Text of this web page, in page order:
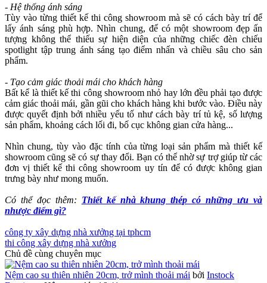
- Hệ thống ánh sáng
Tùy vào từng thiết kế thi công showroom mà sẽ có cách bày trí để
lấy ánh sáng phù hợp. Nhìn chung, để có một showroom đẹp ấn
tượng không thể thiếu sự hiện diện của những chiếc đèn chiếu
spotlight tập trung ánh sáng tạo điểm nhấn và chiều sâu cho sản
phẩm.
- Tạo cảm giác thoải mái cho khách hàng
Bất kể là thiết kế thi công showroom nhỏ hay lớn đều phải tạo được
cảm giác thoải mái, gần gũi cho khách hàng khi bước vào. Điều này
được quyết định bởi nhiều yếu tố như cách bày trí tủ kệ, số lượng
sản phẩm, khoảng cách lối đi, bố cục không gian cửa hàng...
Nhìn chung, tùy vào đặc tính của từng loại sản phẩm mà thiết kế
showroom cũng sẽ có sự thay đổi. Bạn có thể nhờ sự trợ giúp từ các
đơn vị thiết kế thi công showroom uy tín để có được không gian
trưng bày như mong muốn.
Có thể đọc thêm: Thiết kế nhà khung thép có những ưu và
nhược điểm gì?
công ty xây dựng nhà xưởng tại tphcm
thi công xây dựng nhà xưởng
Chủ đề cùng chuyên mục
Nệm cao su thiên nhiên 20cm, trở mình thoải mái bởi Instock